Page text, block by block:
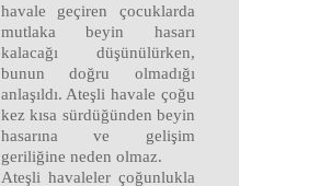
havale geçiren çocuklarda
mutlaka beyin hasarı
kalacağı düşünülürken,
bunun doğru olmadığı
anlaşıldı. Ateşli havale çoğu
kez kısa sürdüğünden beyin
hasarına ve gelişim
geriliğine neden olmaz.
Ateşli havaleler çoğunlukla